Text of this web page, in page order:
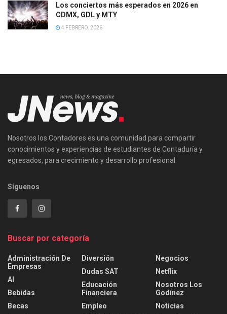
Los conciertos más esperados en 2026 en
CDMX, GDL y MTY
4 FEBRERO, 2026
Nosotros los Contadores es una comunidad para compartir
conocimientos y experiencias de estudiantes de Contaduría y
egresados, para crecimiento y desarrollo profesional.
Síguenos
Buscar por categoría
Administración De
Empresas
AI
Bebidas
Becas
Diversión
Dudas SAT
Educación
Financiera
Empleo
Negocios
Netflix
Nosotros Los
Godínez
Noticias